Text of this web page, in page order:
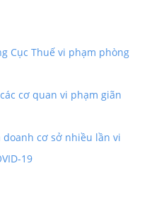
Cục Thuế vi phạm phòng
cơ quan vi phạm giãn
doanh cơ sở nhiều lần vi
19